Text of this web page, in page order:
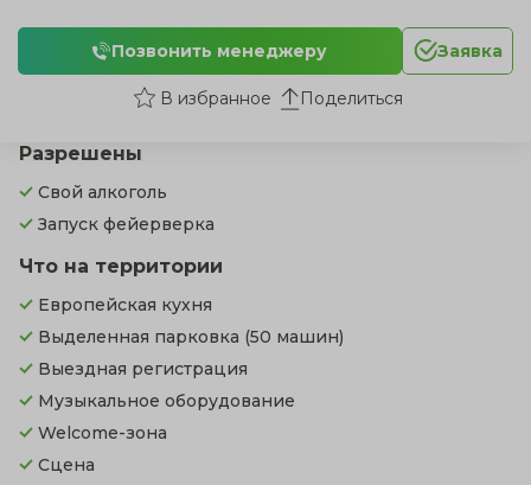
Разрешены
Свой алкоголь
Запуск фейерверка
Что на территории
Европейская кухня
Выделенная парковка (50 машин)
Выездная регистрация
Музыкальное оборудование
Welcome-зона
Сцена
Позвонить менеджеру Заявка
Поделиться